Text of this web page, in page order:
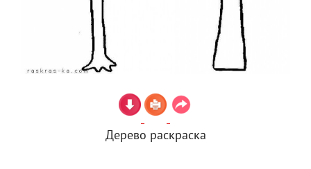
Дерево раскраска